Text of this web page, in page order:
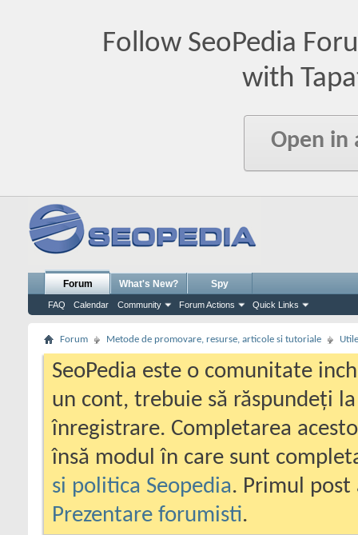
Follow SeoPedia
with
Open in
Forum
FAQ Calendar Community Forum Actions Quick Links
What's New? Spy
Forum Metode de promovare, resurse, articole si tutoriale Utile
SeoPedia este o comunitate
un cont, trebuie să răspundeți
înregistrare. Completarea
însă modul în care sunt
si politica Seopedia. Primul
Prezentare forumisti.